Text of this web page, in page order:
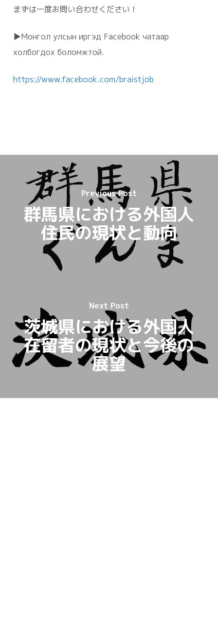
まずは一度お問い合わせください！
▶Монгол улсын иргэд Facebook чатаар
холбогдох боломжтой.
https://www.facebook.com/braistjob
Previous Post
群馬県における外国人
住民の現状と動向
Next Post
茨城県における外国人
在留者の現状と今後の
展望